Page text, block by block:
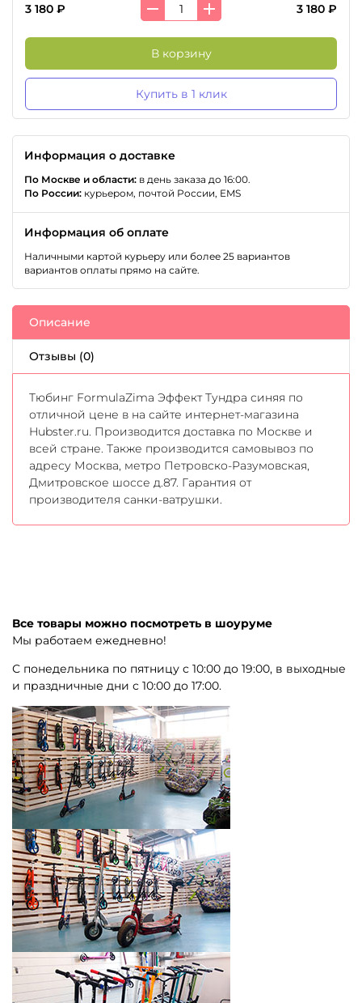
3 180 ₽ 3 180 ₽
В корзину
Купить в 1 клик
Информация о доставке
По Москве и области: в день заказа до 16:00.
По России: курьером, почтой России, EMS
Информация об оплате
Наличными картой курьеру или более 25 вариантов
вариантов оплаты прямо на сайте.
Описание
Отзывы (0)
Тюбинг FormulaZima Эффект Тундра синяя по
отличной цене в на сайте интернет-магазина
Hubster.ru. Производится доставка по Москве и
всей стране. Также производится самовывоз по
адресу Москва, метро Петровско-Разумовская,
Дмитровское шоссе д.87. Гарантия от
производителя санки-ватрушки.
Все товары можно посмотреть в шоуруме
Мы работаем ежедневно!
С понедельника по пятницу с 10:00 до 19:00, в выходные
и праздничные дни с 10:00 до 17:00.